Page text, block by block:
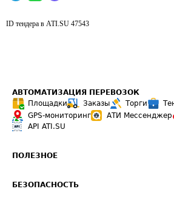
ID тендера в ATI.SU 47543
АВТОМАТИЗАЦИЯ ПЕРЕВОЗОК
Площадки
Заказы Торги
GPS-мониторинг
АТИ Мессенджер
API ATI.SU
ПОЛЕЗНОЕ
БЕЗОПАСНОСТЬ